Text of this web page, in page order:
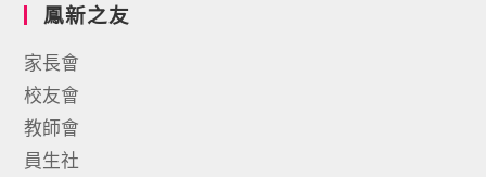
鳳新之友
家長會
校友會
教師會
員生社